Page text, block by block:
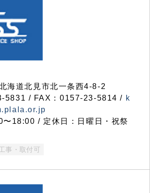
道北見市北一条西4-8-2
5831 / FAX：0157-23-5814 / k
〜18:00 / 定休日：日曜日・祝祭
事・取付可